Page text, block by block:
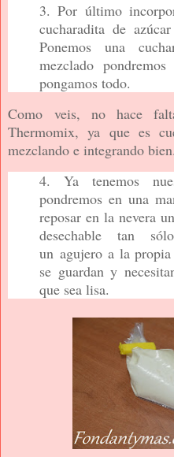
3. Por último
cucharadita de
Ponemos una
mezclado
pongamos todo.
Como veis, no hace
Thermomix, ya que es
mezclando e integrando bien.
4. Ya tenemos
pondremos en una
reposar en la nevera
desechable tan
un agujero a la
se guardan y
que sea lisa.